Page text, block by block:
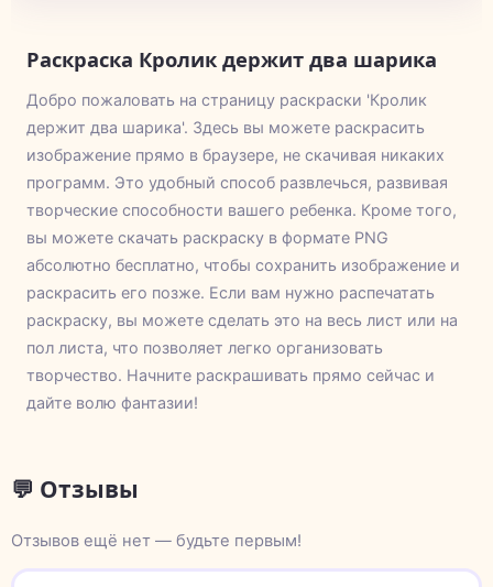
Раскраска Кролик держит два шарика
Добро пожаловать на страницу раскраски 'Кролик
держит два шарика'. Здесь вы можете раскрасить
изображение прямо в браузере, не скачивая никаких
программ. Это удобный способ развлечься, развивая
творческие способности вашего ребенка. Кроме того,
вы можете скачать раскраску в формате PNG
абсолютно бесплатно, чтобы сохранить изображение и
раскрасить его позже. Если вам нужно распечатать
раскраску, вы можете сделать это на весь лист или на
пол листа, что позволяет легко организовать
творчество. Начните раскрашивать прямо сейчас и
дайте волю фантазии!
💬 Отзывы
Отзывов ещё нет — будьте первым!